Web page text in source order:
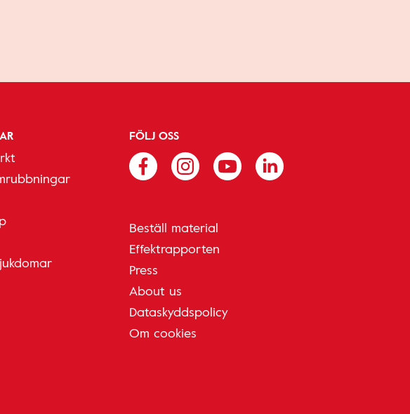
FÖLJ OSS
Beställ material
Effektrapporten
Press
About us
Dataskyddspolicy
Om cookies